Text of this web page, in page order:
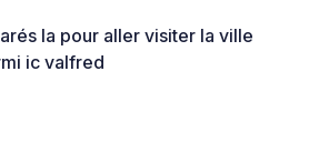
la pour aller visiter la ville
ic valfred